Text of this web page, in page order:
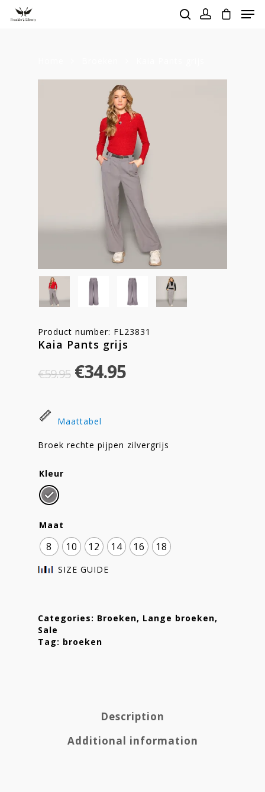
Product number: FL23831
Kaia Pants grijs
€59.95 Original
€59.95.
€34.95Current
Maattabel
Broek rechte pijpen zilvergrijs
Kleur
Maat
8 10 12 14 16 18
SIZE GUIDE
Categories: Broeken, Lange broeken,
Sale
Tag: broeken
Description
Additional information
Homepage